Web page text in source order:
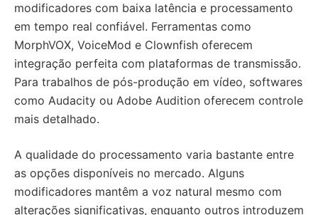
modificadores com baixa latência e processamento
em tempo real confiável. Ferramentas como
MorphVOX, VoiceMod e Clownfish oferecem
integração perfeita com plataformas de transmissão.
Para trabalhos de pós-produção em vídeo, softwares
como Audacity ou Adobe Audition oferecem controle
mais detalhado.
A qualidade do processamento varia bastante entre
as opções disponíveis no mercado. Alguns
modificadores mantêm a voz natural mesmo com
alterações significativas, enquanto outros introduzem